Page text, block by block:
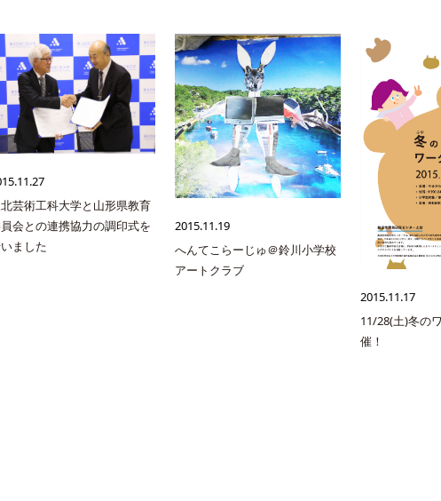
芸術工科大学と山形県教育
会との連携協力の調印式を
ました
2015.11.19
へんてこらーじゅ＠鈴川小学校
アートクラブ
2015.11.17
11/28(土)冬の
催！